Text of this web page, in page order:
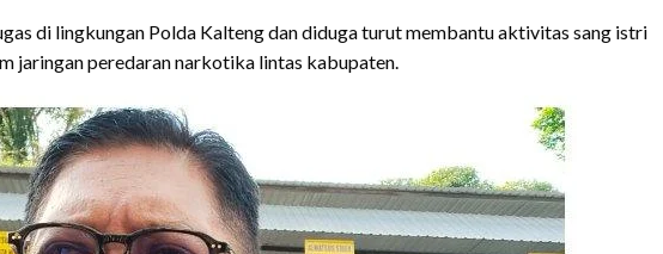
di lingkungan Polda Kalteng dan diduga turut membantu aktivitas sang istri
jaringan peredaran narkotika lintas kabupaten.